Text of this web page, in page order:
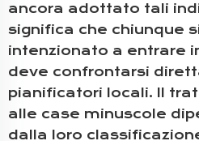
ancora adottato tali
significa che chiunque
intenzionato a entrare
deve confrontarsi
pianificatori locali. Il
alle case minuscole
dalla loro